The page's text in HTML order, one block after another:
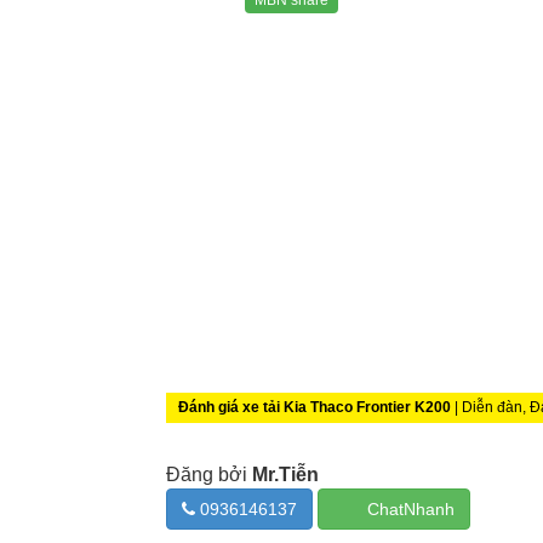
Đánh giá xe tải Kia Thaco Frontier K200 | Diễn đàn,
Đăng bởi Mr.Tiễn
0936146137 ChatNhanh